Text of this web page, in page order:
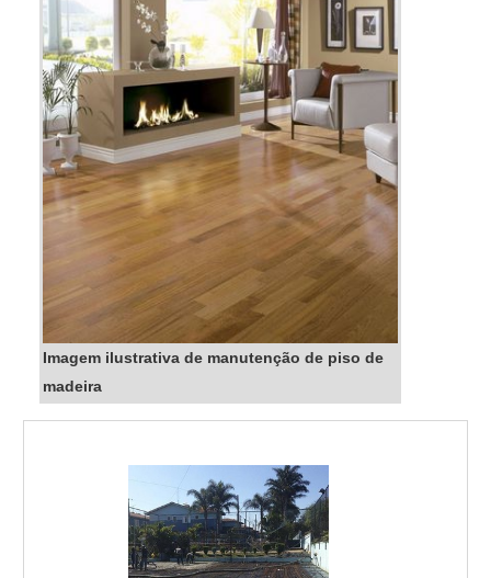
Imagem ilustrativa de manutenção de piso de
madeira